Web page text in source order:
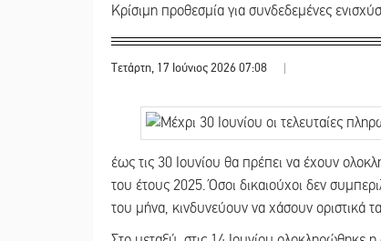
Κρίσιμη προθεσμία για συνδεδεμένες
Τετάρτη, 17 Ιούνιος 2026 07:08 |
έως τις 30 Ιουνίου θα πρέπει να έχουν
του έτους 2025. Όσοι δικαιούχοι δεν
του μήνα, κινδυνεύουν να χάσουν οριστικά